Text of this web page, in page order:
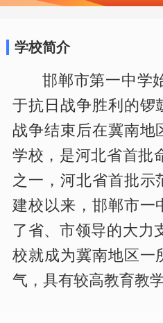
学校简介
邯郸市第一中学
于抗日战争胜利的锣
战争结束后在冀南地
学校，是河北省首批
之一，河北省首批示
建校以来，邯郸市一
了省、市领导的大力
校就成为冀南地区一
气，具有较高教育教